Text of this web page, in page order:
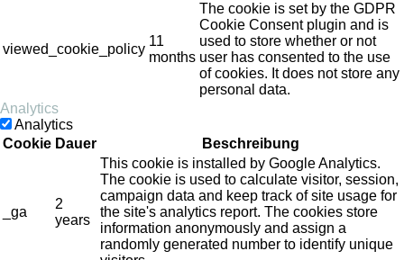
viewed_cookie_policy
11
months
The cookie is set by the GDPR
Cookie Consent plugin and is
used to store whether or not
user has consented to the use
of cookies. It does not store any
personal data.
Analytics
Analytics
Cookie Dauer Beschreibung
_ga
2
years
This cookie is installed by Google Analytics.
The cookie is used to calculate visitor, session,
campaign data and keep track of site usage for
the site's analytics report. The cookies store
information anonymously and assign a
randomly generated number to identify unique